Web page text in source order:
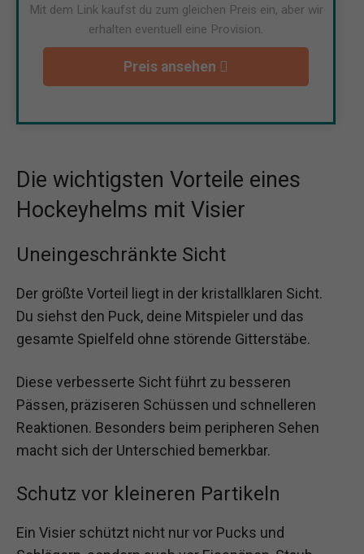
Mit dem Link kaufst du zum gleichen Preis ein, aber wir
erhalten eventuell eine Provision.
Preis ansehen
Die wichtigsten Vorteile eines
Hockeyhelms mit Visier
Uneingeschränkte Sicht
Der größte Vorteil liegt in der kristallklaren Sicht.
Du siehst den Puck, deine Mitspieler und das
gesamte Spielfeld ohne störende Gitterstäbe.
Diese verbesserte Sicht führt zu besseren
Pässen, präziseren Schüssen und schnelleren
Reaktionen. Besonders beim peripheren Sehen
macht sich der Unterschied bemerkbar.
Schutz vor kleineren Partikeln
Ein Visier schützt nicht nur vor Pucks und